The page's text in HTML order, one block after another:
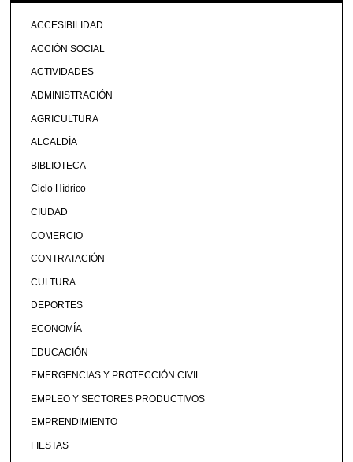
ACCESIBILIDAD
ACCIÓN SOCIAL
ACTIVIDADES
ADMINISTRACIÓN
AGRICULTURA
ALCALDÍA
BIBLIOTECA
Ciclo Hídrico
CIUDAD
COMERCIO
CONTRATACIÓN
CULTURA
DEPORTES
ECONOMÍA
EDUCACIÓN
EMERGENCIAS Y PROTECCIÓN CIVIL
EMPLEO Y SECTORES PRODUCTIVOS
EMPRENDIMIENTO
FIESTAS